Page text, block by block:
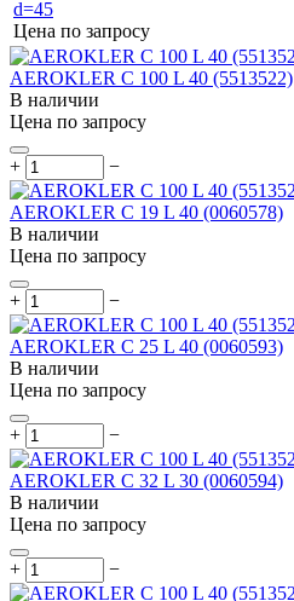
Цена по запросу
AEROKLER C 100 L 40 (5513522)
В наличии
Цена по запросу
+ −
AEROKLER C 19 L 40 (0060578)
В наличии
Цена по запросу
+ −
AEROKLER C 25 L 40 (0060593)
В наличии
Цена по запросу
+ −
AEROKLER C 32 L 30 (0060594)
В наличии
Цена по запросу
+ −